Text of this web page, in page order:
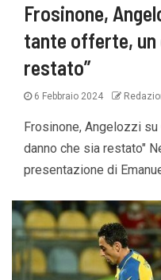
Frosinone,
tante offerte, un
restato”
6 Febbraio 2024
Frosinone, Angelozzi
danno che sia restato"
presentazione di